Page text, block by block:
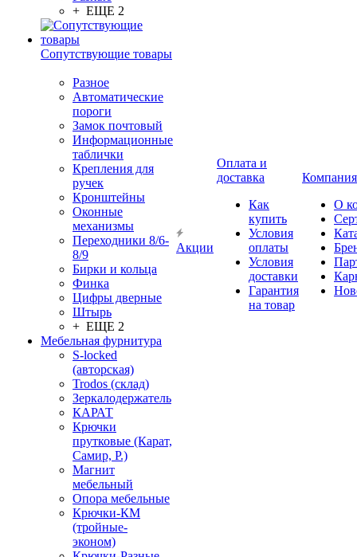
+ ЕЩЕ 2
Сопутствующие товары
Разное
Автоматические
пороги
Замок почтовый
Информационные
таблички
Крепления для
ручек
Кронштейны
Оконные
механизмы
Переходники 8/6-
8/9
Бирки и кольца
Финка
Цифры дверные
Штырь
+ ЕЩЕ 2
Мебельная фурнитура
S-locked
(авторская)
Trodos (склад)
Зеркалодержатель
КАРАТ
Крючки
прутковые (Карат,
Самир, Р.)
Магнит
мебельный
Опора мебельные
Крючки-КМ
(тройные-
эконом)
Акции
Оплата и
доставка
Как
купить
Условия
оплаты
Условия
доставки
Гарантия
на товар
Компания
О